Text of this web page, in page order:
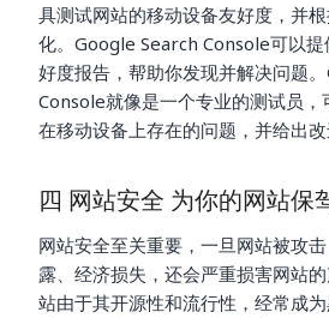
具测试网站的移动设备友好度，并
化。Google Search Console可以
好度报告，帮助你发现并解决问题
Console就像是一个专业的测试员
在移动设备上存在的问题，并给出改
四 网站安全 为你的网站保
网站安全至关重要，一旦网站被攻
露、经济损失，还会严重损害网站
站由于其开源性和流行性，经常成